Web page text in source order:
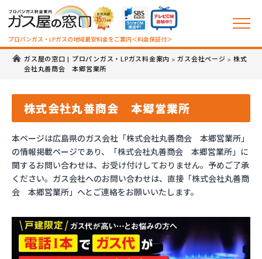
プロパンガス・LPガスの地域最安料金をご案内＜料金保証付＞
ガス屋の窓口 | プロパンガス・LPガス料金案内 >ガス会社ページ > 株式
会社丸善商会 本郷営業所
株式会社丸善商会 本郷営業所
本ページは広島県のガス会社「株式会社丸善商会 本郷営業所」
の情報掲載ページであり、「株式会社丸善商会 本郷営業所」に
関するお問い合わせは、お受け付けしておりません。予めご了承
ください。ガス会社へのお問い合わせは、直接「株式会社丸善商
会 本郷営業所」へとご連絡をお願いいたします。